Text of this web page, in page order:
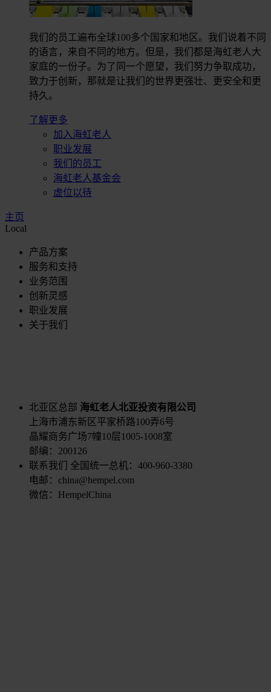
我们的员工遍布全球100多个国家和地区。我们说着不同
的语言，来自不同的地方。但是，我们都是海虹老人大
家庭的一份子。为了同一个愿望，我们努力争取成功，
致力于创新，那就是让我们的世界更强壮、更安全和更
持久。
了解更多
加入海虹老人
职业发展
我们的员工
海虹老人基金会
虚位以待
主页
Local
产品方案
服务和支持
业务范围
创新灵感
职业发展
关于我们
北亚区总部 海虹老人北亚投资有限公司
上海市浦东新区平家桥路100弄6号
晶耀商务广场7幢10层1005-1008室
邮编：200126
联系我们
全国统一总机：400-960-3380
电邮：china@hempel.com
微信：HempelChina